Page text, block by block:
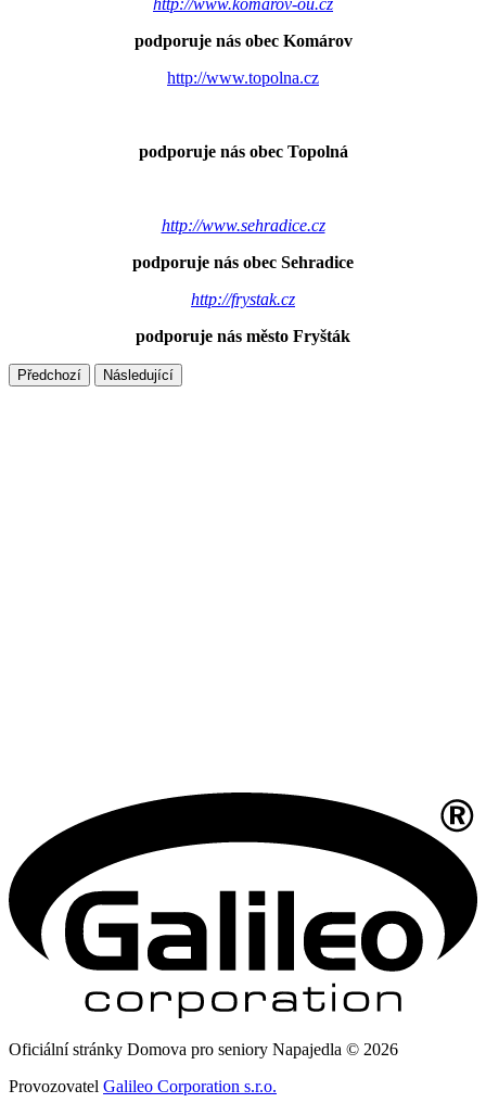
http://www.komarov-ou.cz
podporuje nás obec Komárov
http://www.topolna.cz
podporuje nás obec Topolná
http://www.sehradice.cz
podporuje nás obec Sehradice
http://frystak.cz
podporuje nás město Fryšták
Předchozí Následující
Oficiální stránky Domova pro seniory Napajedla © 2026
Provozovatel Galileo Corporation s.r.o.